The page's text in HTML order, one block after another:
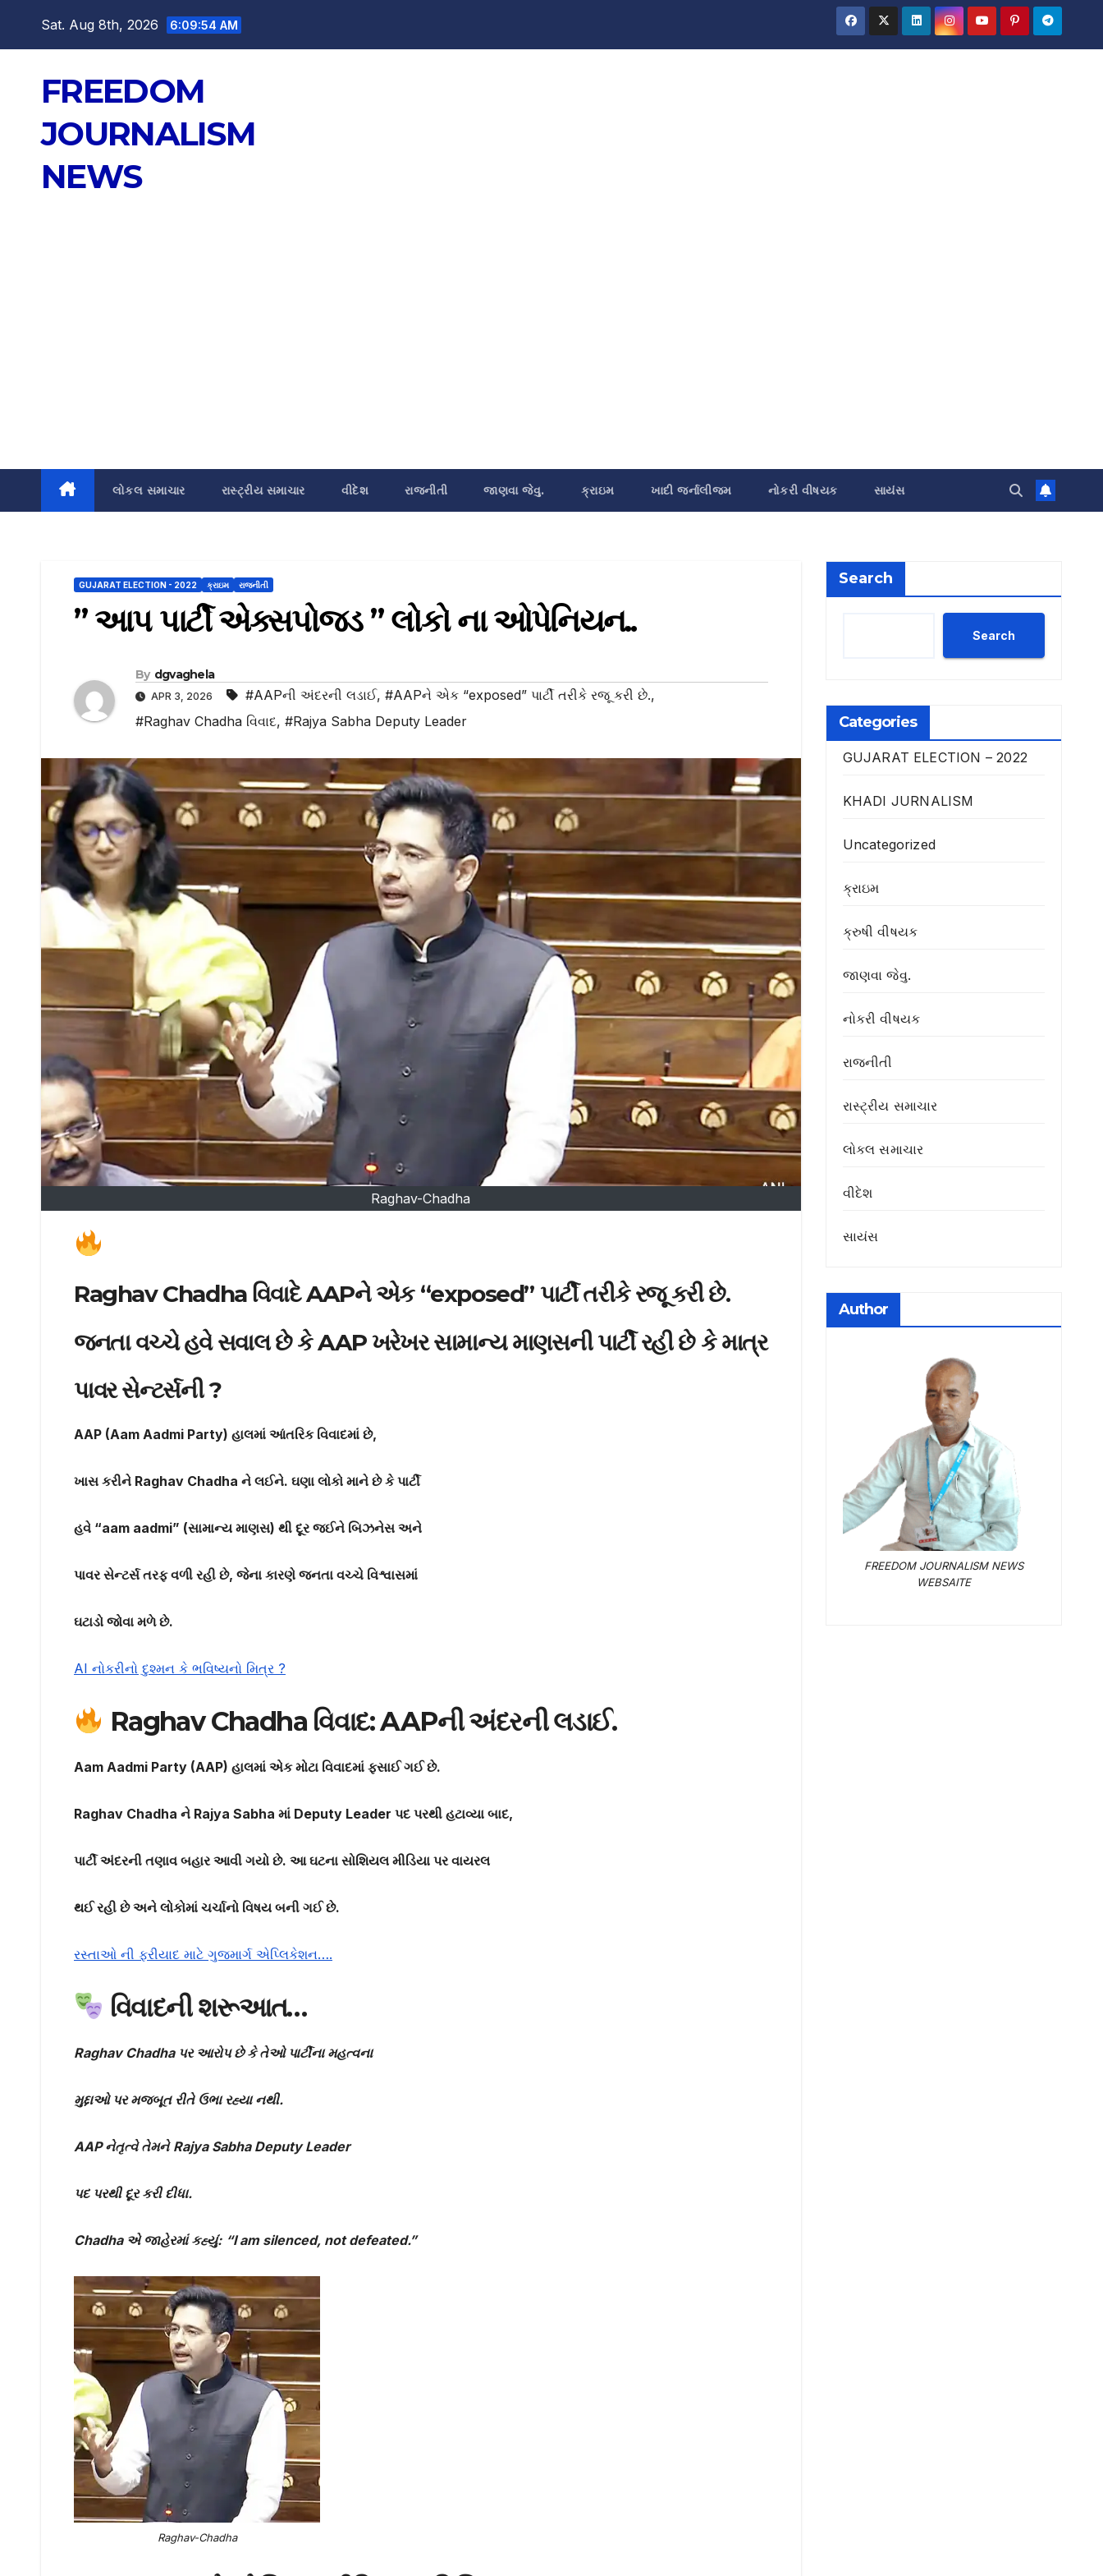
Sat. Aug 8th, 2026 6:09:56 AM
FREEDOM
JOURNALISM
NEWS
લોકલ સમાચાર રાસ્ટ્રીય સમાચાર વીદેશ રાજનીતી જાણવા જેવુ. ક્રાઇમ ખાદી જર્નાલીજમ નોકરી વીષયક સાયંસ
GUJARAT ELECTION - 2022 ક્રાઇમ રાજનીતી
” આપ પાર્ટી એક્સપોજડ ” લોકો ના ઓપેનિયન..
By dgvaghela
APR 3, 2026 #AAPની અંદરની લડાઈ, #AAPને એક “exposed” પાર્ટી તરીકે રજૂ કરી છે.,
#Raghav Chadha વિવાદ, #Rajya Sabha Deputy Leader
Raghav-Chadha
Raghav Chadha વિવાદે AAPને એક “exposed” પાર્ટી તરીકે રજૂ કરી છે.
જનતા વચ્ચે હવે સવાલ છે કે AAP ખરેખર સામાન્ય માણસની પાર્ટી રહી છે કે માત્ર
પાવર સેન્ટર્સની ?
AAP (Aam Aadmi Party) હાલમાં આંતરિક વિવાદમાં છે,
ખાસ કરીને Raghav Chadha ને લઈને. ઘણા લોકો માને છે કે પાર્ટી
હવે “aam aadmi” (સામાન્ય માણસ) થી દૂર જઈને બિઝનેસ અને
પાવર સેન્ટર્સ તરફ વળી રહી છે, જેના કારણે જનતા વચ્ચે વિશ્વાસમાં
ઘટાડો જોવા મળે છે.
AI નોકરીનો દુશ્મન કે ભવિષ્યનો મિત્ર ?
Raghav Chadha વિવાદ: AAPની અંદરની લડાઈ.
Aam Aadmi Party (AAP) હાલમાં એક મોટા વિવાદમાં ફસાઈ ગઈ છે.
Raghav Chadha ને Rajya Sabha માં Deputy Leader પદ પરથી હટાવ્યા બાદ,
પાર્ટી અંદરની તણાવ બહાર આવી ગયો છે. આ ઘટના સોશિયલ મીડિયા પર વાયરલ
થઈ રહી છે અને લોકોમાં ચર્ચાનો વિષય બની ગઈ છે.
રસ્તાઓ ની ફરીયાદ માટે ગુજમાર્ગ એપ્લિકેશન….
વિવાદની શરૂઆત…
Raghav Chadha પર આરોપ છે કે તેઓ પાર્ટીના મહત્વના
મુદ્દાઓ પર મજબૂત રીતે ઉભા રહ્યા નથી.
AAPનેતૃત્વે તેમને Rajya Sabha Deputy Leader
પદ પરથી દૂર કરી દીધા.
Chadha એ જાહેરમાં કહ્યું: “I am silenced, not defeated.”
Raghav-Chadha
Search
Search
Categories
GUJARAT ELECTION – 2022
KHADI JURNALISM
Uncategorized
ક્રાઇમ
ક્રુષી વીષયક
જાણવા જેવુ.
નોકરી વીષયક
રાજનીતી
રાસ્ટ્રીય સમાચાર
લોકલ સમાચાર
વીદેશ
સાયંસ
Author
FREEDOM JOURNALISM NEWS
WEBSAITE